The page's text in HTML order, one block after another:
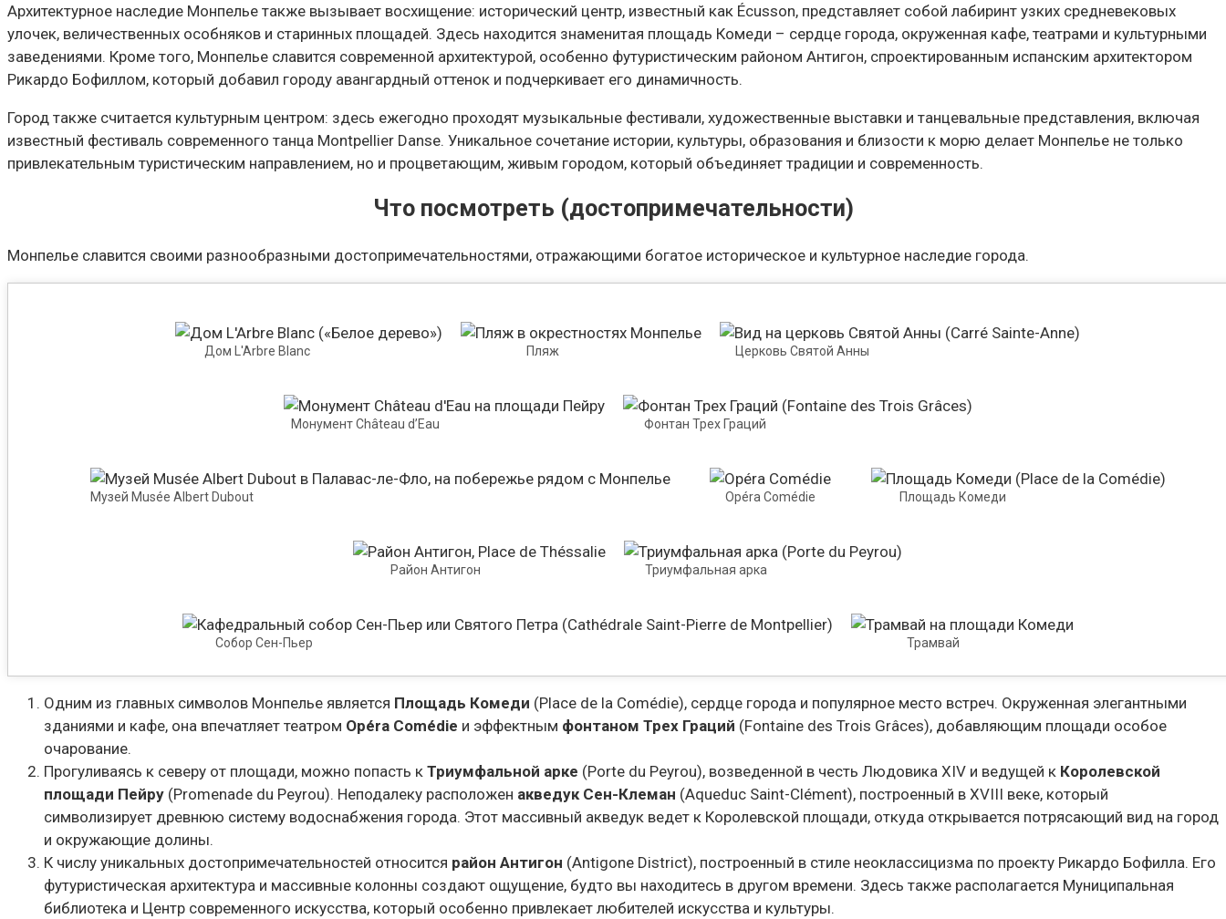
Архитектурное наследие Монпелье также вызывает восхищение: исторический центр, известный как Écusson, представляет собой лабиринт узких средневековых
улочек, величественных особняков и старинных площадей. Здесь находится знаменитая площадь Комеди – сердце города, окруженная кафе, театрами и культурными
заведениями. Кроме того, Монпелье славится современной архитектурой, особенно футуристическим районом Антигон, спроектированным испанским архитектором
Рикардо Бофиллом, который добавил городу авангардный оттенок и подчеркивает его динамичность.
Город также считается культурным центром: здесь ежегодно проходят музыкальные фестивали, художественные выставки и танцевальные представления, включая
известный фестиваль современного танца Montpellier Danse. Уникальное сочетание истории, культуры, образования и близости к морю делает Монпелье не только
привлекательным туристическим направлением, но и процветающим, живым городом, который объединяет традиции и современность.
Что посмотреть (достопримечательности)
Монпелье славится своими разнообразными достопримечательностями, отражающими богатое историческое и культурное наследие города.
Дом L′Arbre Blanc Пляж Церковь Святой Анны
Монумент Château d’Eau Фонтан Трех Граций
Музей Musée Albert Dubout Opéra Comédie Площадь Комеди
Район Антигон Триумфальная арка
Собор Сен-Пьер Трамвай
Одним из главных символов Монпелье является Площадь Комеди (Place de la Comédie), сердце города и популярное место встреч. Окруженная элегантными
зданиями и кафе, она впечатляет театром Opéra Comédie и эффектным фонтаном Трех Граций (Fontaine des Trois Grâces), добавляющим площади особое
очарование.
Прогуливаясь к северу от площади, можно попасть к Триумфальной арке (Porte du Peyrou), возведенной в честь Людовика XIV и ведущей к Королевской
площади Пейру (Promenade du Peyrou). Неподалеку расположен акведук Сен-Клеман (Aqueduc Saint-Clément), построенный в XVIII веке, который
символизирует древнюю систему водоснабжения города. Этот массивный акведук ведет к Королевской площади, откуда открывается потрясающий вид на город
и окружающие долины.
К числу уникальных достопримечательностей относится район Антигон (Antigone District), построенный в стиле неоклассицизма по проекту Рикардо Бофилла. Его
футуристическая архитектура и массивные колонны создают ощущение, будто вы находитесь в другом времени. Здесь также располагается Муниципальная
библиотека и Центр современного искусства, который особенно привлекает любителей искусства и культуры.